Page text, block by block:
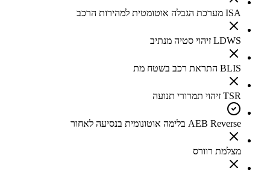
ISA מערכת הגבלה אוטומטית למהירות הרכב
LDWS זיהוי סטיה מנתיב
BLIS התראת רכב בשטח מת
TSR זיהוי תמרורי תנועה
AEB Reverse בלימה אוטונומית בנסיעה לאחור
מצלמת רוורס